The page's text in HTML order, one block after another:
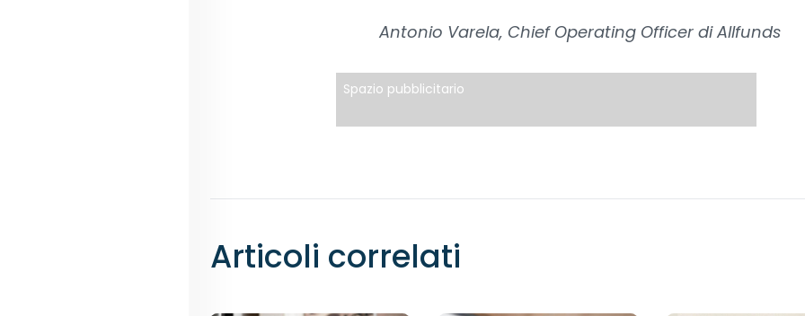
Antonio Varela, Chief Operating Officer di Allfunds
Spazio pubblicitario
Articoli correlati